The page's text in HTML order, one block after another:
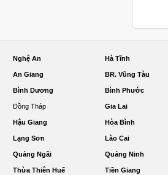
Nghệ An Hà Tĩnh
An Giang BR. Vũng Tàu
Bình Dương Bình Phước
Đồng Tháp Gia Lai
Hậu Giang Hòa Bình
Lạng Sơn Lào Cai
Quảng Ngãi Quảng Ninh
Thừa Thiên Huế Tiền Giang